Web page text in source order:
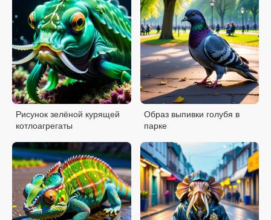
Рисунок зелёной курящей
котлоагрегаты
Образ выпивки голубя в
парке